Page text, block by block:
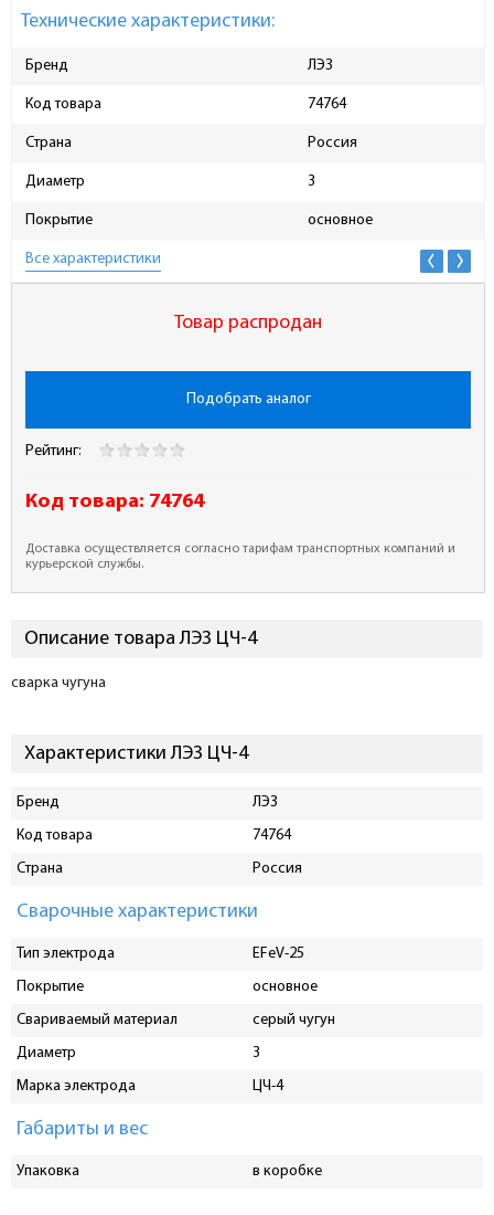
Технические характеристики:
Бренд ЛЭЗ
Код товара 74764
Страна Россия
Диаметр 3
Покрытие основное
Все характеристики
Товар распродан
Подобрать аналог
Рейтинг:
Код товара: 74764
Доставка осуществляется согласно тарифам транспортных компаний и
курьерской службы.
Описание товара ЛЭЗ ЦЧ-4
сварка чугуна
Характеристики ЛЭЗ ЦЧ-4
Бренд
ЛЭЗ
Код товара
74764
Страна
Россия
Сварочные характеристики
Тип электрода
EFeV-25
Покрытие
основное
Свариваемый материал
серый чугун
Диаметр
3
Марка электрода
ЦЧ-4
Габариты и вес
Упаковка в коробке